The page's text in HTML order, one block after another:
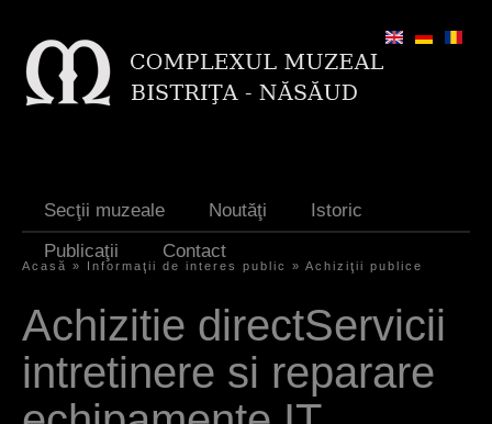
Secţii muzeale Noutăţi
Istoric
Publicaţii
Contact
ş
t
i
Acasă » Informaţii de interes public » Achiziţii publice
Achizitie directServicii
intretinere si reparare